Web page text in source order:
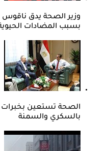
بسبب المضادات
الصحة تستعين
بالسكري والسمنة